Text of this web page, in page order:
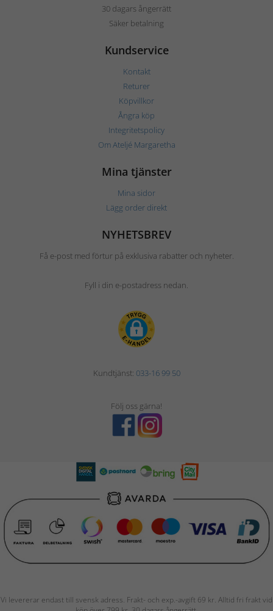
30 dagars ångerrätt
Säker betalning
Kundservice
Kontakt
Returer
Köpvillkor
Ångra köp
Integritetspolicy
Om Ateljé Margaretha
Mina tjänster
Mina sidor
Lägg order direkt
NYHETSBREV
Få e-post med förtur på exklusiva rabatter och nyheter.
Fyll i din e-postadress nedan.
Kundtjänst: 033-16 99 50
Följ oss gärna!
Vi levererar endast till svensk adress. Frakt- och exp.-avgift 69 kr. Alltid fri frakt vid